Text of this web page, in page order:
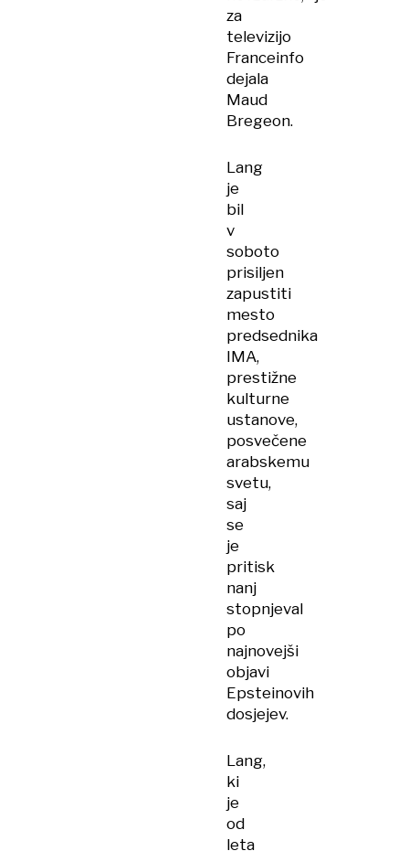
za
televizijo
Franceinfo
dejala
Maud
Bregeon.
Lang
je
bil
v
soboto
prisiljen
zapustiti
mesto
predsednika
IMA,
prestižne
kulturne
ustanove,
posvečene
arabskemu
svetu,
saj
se
je
pritisk
nanj
stopnjeval
po
najnovejši
objavi
Epsteinovih
dosjejev.
Lang,
ki
je
od
leta